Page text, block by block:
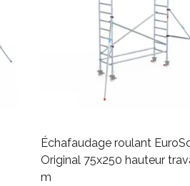
Échafaudage roulant
Original 75x250 hauteur
m